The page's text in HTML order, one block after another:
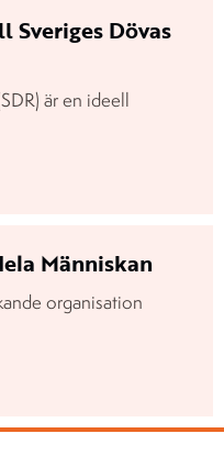
Sveriges Dövas
är en ideell
Människan
organisation